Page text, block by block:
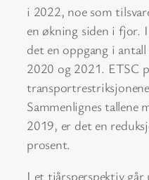
i 2022, noe som
en økning siden i fjor.
det en oppgang i
2020 og 2021. ETSC
Sammenlignes tallene
2019, er det en
prosent.
I et tiårsperspektiv